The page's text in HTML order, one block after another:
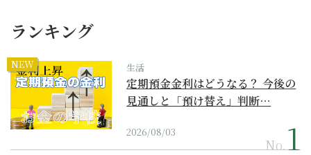
ランキング
NEW 生活
定期預金金利はどうなる？ 今後の
見通しと「預け替え」判断…
2026/08/03
No.